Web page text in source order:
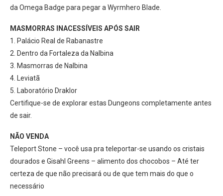
da Omega Badge para pegar a Wyrmhero Blade.
MASMORRAS INACESSÍVEIS APÓS SAIR
1. Palácio Real de Rabanastre
2. Dentro da Fortaleza da Nalbina
3. Masmorras de Nalbina
4. Leviatã
5. Laboratório Draklor
Certifique-se de explorar estas Dungeons completamente antes
de sair.
NÃO VENDA
Teleport Stone – você usa pra teleportar-se usando os cristais
dourados e Gisahl Greens – alimento dos chocobos – Até ter
certeza de que não precisará ou de que tem mais do que o
necessário